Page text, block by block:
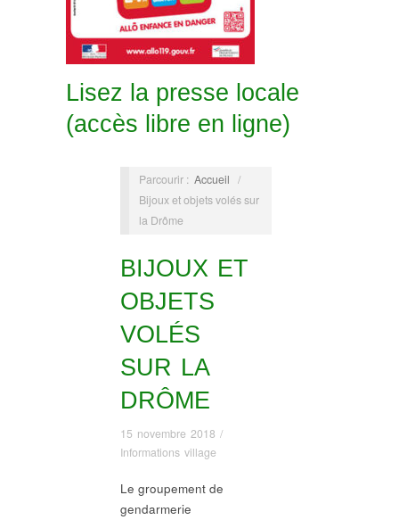
Lisez la presse locale
(accès libre en ligne)
Parcourir : Accueil /
Bijoux et objets volés sur
la Drôme
BIJOUX ET
OBJETS
VOLÉS
SUR LA
DRÔME
15 novembre 2018 /
Informations village
Le groupement de
gendarmerie